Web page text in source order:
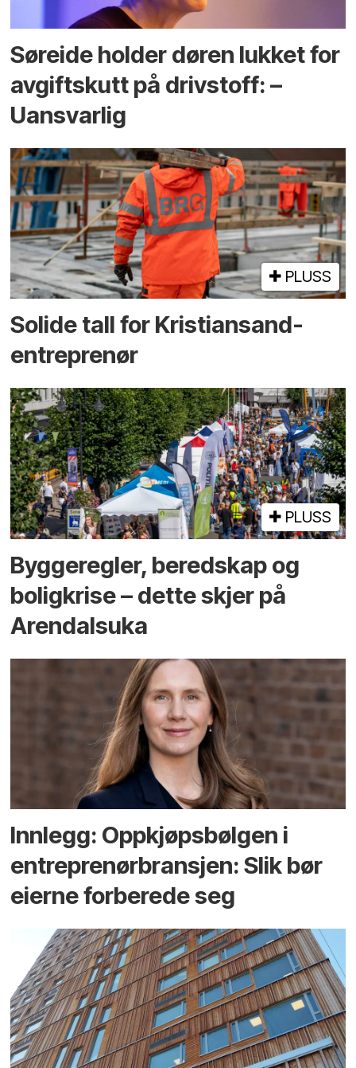
Søreide holder døren lukket for
avgiftskutt på drivstoff: –
Uansvarlig
PLUSS
Solide tall for Kristiansand-
entreprenør
PLUSS
Bygge­regler, beredskap og
bolig­krise – dette skjer på
Arendals­uka
Innlegg: Oppkjøps­bølgen i
entreprenør­bransjen: Slik bør
eierne forberede seg